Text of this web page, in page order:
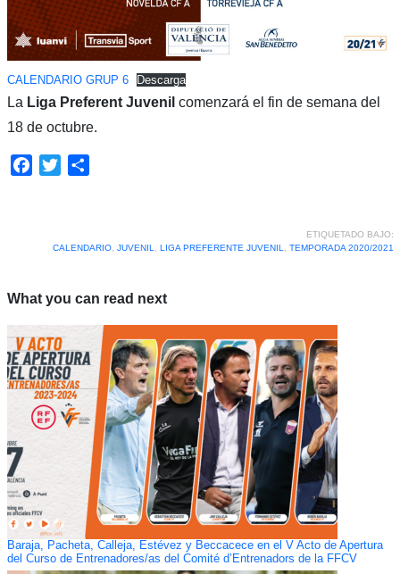
CALENDARIO GRUP 6 Descarga
La Liga Preferent Juvenil comenzará el fin de semana del
18 de octubre.
Facebook
Twitter
ETIQUETADO BAJO:
CALENDARIO, JUVENIL, LIGA PREFERENTE JUVENIL, TEMPORADA 2020/2021
What you can read next
Baraja, Pacheta, Calleja, Estévez y Beccacece en el V Acto de Apertura
del Curso de Entrenadores/as del Comité d’Entrenadors de la FFCV